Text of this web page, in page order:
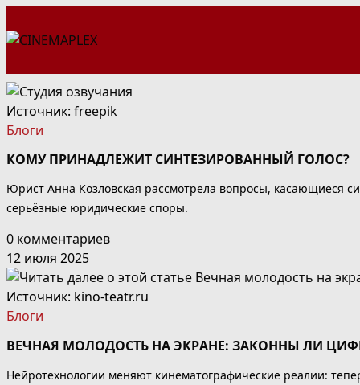
к
Источник: freepik
Блоги
КОМУ ПРИНАДЛЕЖИТ СИНТЕЗИРОВАННЫЙ ГОЛОС?
Юрист Анна Козловская рассмотрела вопросы, касающиеся
серьёзные юридические споры.
0 комментариев
12 июля 2025
Источник: kino-teatr.ru
Блоги
ВЕЧНАЯ МОЛОДОСТЬ НА ЭКРАНЕ: ЗАКОННЫ ЛИ
Нейротехнологии меняют кинематографические реалии: